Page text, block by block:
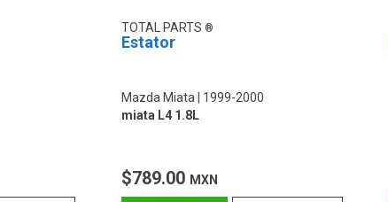
TOTAL PARTS
Estator
Mazda Miata
1999-2000
miata L4 1.8L
$789.00 MXN